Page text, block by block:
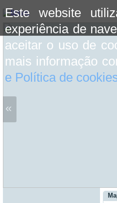
Este website
experiência de
aceitar o uso de
mais informação
e Política de
«